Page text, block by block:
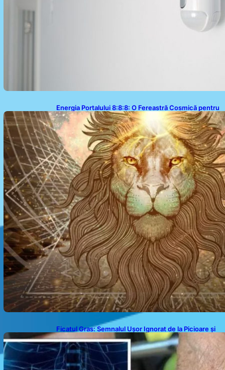
Energia Portalului 8:8:8: O Fereastră Cosmică pentru
Transformări în Viața Ta
Ficatul Gras: Semnalul Ușor Ignorat de la Picioare și
Importanța Diagnosticării Timpurii